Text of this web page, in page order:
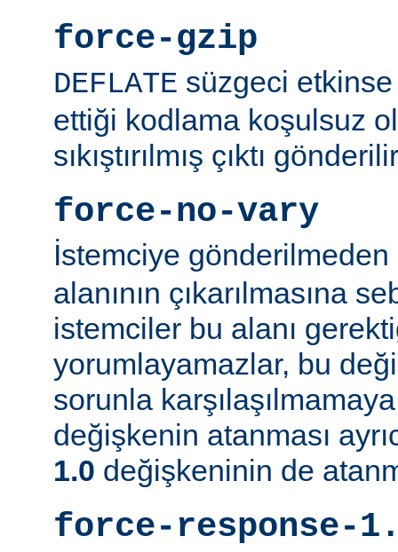
force-gzip
DEFLATE süzgeci etkinse
ettiği kodlama koşulsuz
sıkıştırılmış çıktı
force-no-vary
İstemciye
alanının çıkarılmasına
istemciler bu alanı
yorumlayamazlar, bu
sorunla karşılaşılmamaya
değişkenin atanması
1.0 değişkeninin de
force-response-